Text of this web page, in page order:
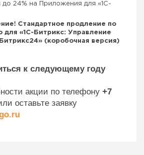
до 24% на Приложения для «1С-
Стандартное продление по
для «1С-Битрикс: Управление
(коробочная версия)
к следующему году
акции по телефону +7
оставьте заявку